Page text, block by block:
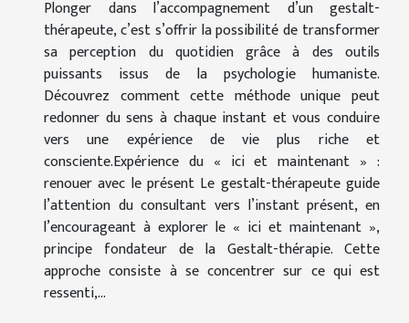
Plonger dans l’accompagnement d’un gestalt-
thérapeute, c’est s’offrir la possibilité de transformer
sa perception du quotidien grâce à des outils
puissants issus de la psychologie humaniste.
Découvrez comment cette méthode unique peut
redonner du sens à chaque instant et vous conduire
vers une expérience de vie plus riche et
consciente.Expérience du « ici et maintenant » :
renouer avec le présent Le gestalt-thérapeute guide
l’attention du consultant vers l’instant présent, en
l’encourageant à explorer le « ici et maintenant »,
principe fondateur de la Gestalt-thérapie. Cette
approche consiste à se concentrer sur ce qui est
ressenti,...